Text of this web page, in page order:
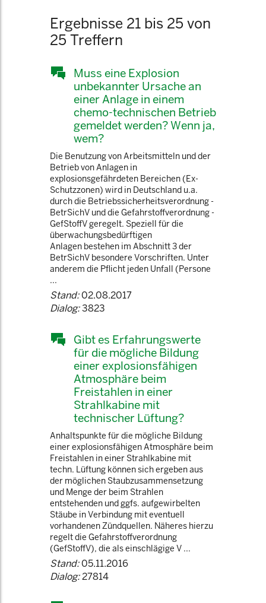
Ergebnisse 21 bis 25 von
25 Treffern
Muss eine Explosion
unbekannter Ursache an
einer Anlage in einem
chemo-technischen Betrieb
gemeldet werden? Wenn ja,
wem?
Die Benutzung von Arbeitsmitteln und der
Betrieb von Anlagen in
explosionsgefährdeten Bereichen (Ex-
Schutzzonen) wird in Deutschland u.a.
durch die Betriebssicherheitsverordnung -
BetrSichV und die Gefahrstoffverordnung -
GefStoffV geregelt. Speziell für die
überwachungsbedürftigen
Anlagen bestehen im Abschnitt 3 der
BetrSichV besondere Vorschriften. Unter
anderem die Pflicht jeden Unfall (Persone
...
Stand:02.08.2017
Dialog:3823
Gibt es Erfahrungswerte
für die mögliche Bildung
einer explosionsfähigen
Atmosphäre beim
Freistahlen in einer
Strahlkabine mit
technischer Lüftung?
Anhaltspunkte für die mögliche Bildung
einer explosionsfähigen Atmosphäre beim
Freistahlen in einer Strahlkabine mit
techn. Lüftung können sich ergeben aus
der möglichen Staubzusammensetzung
und Menge der beim Strahlen
entstehenden und ggfs. aufgewirbelten
Stäube in Verbindung mit eventuell
vorhandenen Zündquellen. Näheres hierzu
regelt die Gefahrstoffverordnung
(GefStoffV), die als einschlägige V ...
Stand:05.11.2016
Dialog:27814